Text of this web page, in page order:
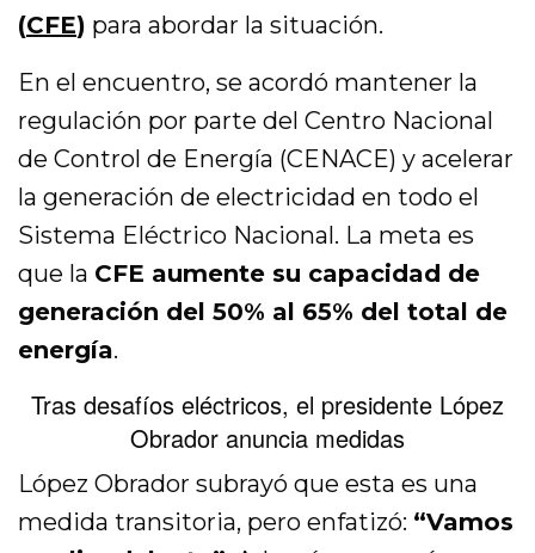
(CFE) para abordar la situación.
En el encuentro, se acordó mantener la
regulación por parte del Centro Nacional
de Control de Energía (CENACE) y acelerar
la generación de electricidad en todo el
Sistema Eléctrico Nacional. La meta es
que la CFE aumente su capacidad de
generación del 50% al 65% del total de
energía.
Tras desafíos eléctricos, el presidente López
Obrador anuncia medidas
López Obrador subrayó que esta es una
medida transitoria, pero enfatizó: “Vamos